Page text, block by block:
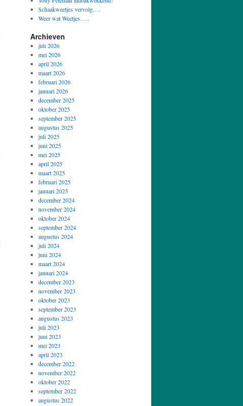
Schaakweetjes vervolg….
Weer wat Weetjes…..
Archieven
juli 2026
mei 2026
april 2026
maart 2026
februari 2026
januari 2026
december 2025
oktober 2025
september 2025
augustus 2025
juli 2025
juni 2025
mei 2025
april 2025
maart 2025
februari 2025
januari 2025
december 2024
november 2024
oktober 2024
september 2024
augustus 2024
juli 2024
juni 2024
maart 2024
januari 2024
december 2023
november 2023
oktober 2023
september 2023
augustus 2023
juli 2023
juni 2023
mei 2023
april 2023
december 2022
november 2022
oktober 2022
september 2022
augustus 2022